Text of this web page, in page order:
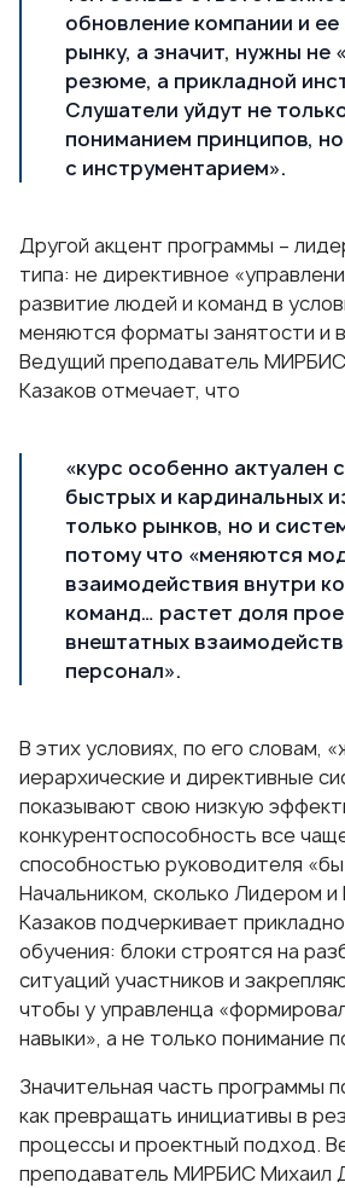
обновление компании и
рынку, а значит, нужны не
резюме, а прикладной
Слушатели уйдут не
пониманием принципов,
с инструментарием».
Другой акцент программы –
типа: не директивное
развитие людей и команд в
меняются форматы занятости и
Ведущий преподаватель МИРБИС
Казаков отмечает, что
«курс особенно актуален
быстрых и кардинальных
только рынков, но и
потому что «меняются
взаимодействия внутри
команд… растет доля
внештатных
персонал».
В этих условиях, по его словам,
иерархические и директивные
показывают свою низкую
конкурентоспособность все
способностью руководителя
Начальником, сколько Лидером и
Казаков подчеркивает
обучения: блоки строятся на
ситуаций участников и
чтобы у управленца
навыки», а не только понимание
Значительная часть программы
как превращать инициативы в
процессы и проектный подход.
преподаватель МИРБИСМихаил